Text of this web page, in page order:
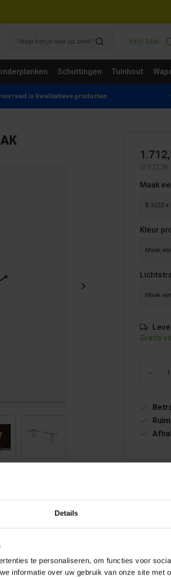
Details
te personaliseren, om functies voor
informatie over uw gebruik van onze site met
Excl. btw
Schuttingen Tuinhout
in kwalitatieve producten
(2.072,56
Maak
Kleur
Gratis
-
met de gat maat.
maat. Hierdoor